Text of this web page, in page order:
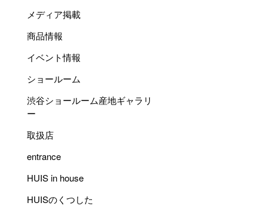
メディア掲載
商品情報
イベント情報
ショールーム
渋谷ショールーム産地ギャラリ
ー
取扱店
entrance
HUIS in house
HUISのくつした